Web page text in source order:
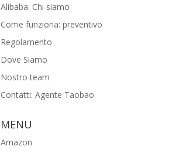
Alibaba: Chi siamo
Come funziona: preventivo
Regolamento
Dove Siamo
Nostro team
Contatti: Agente Taobao
MENU
Amazon